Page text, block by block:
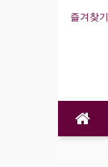
즐겨찾기